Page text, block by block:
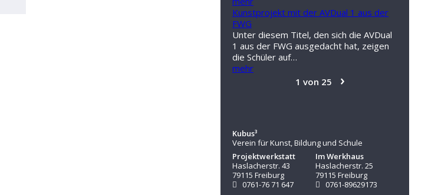
Kunstprojekt mit der AVDual 1 aus der
FWG
Unter diesem Titel, den sich die AVDual
1 aus der FWG ausgedacht hat, zeigen
die Schüler auf…
mehr
1 von 25
›
Kubus³
Verein für Kunst, Bildung und Schule
Projektwerkstatt
Haslacherstr. 43
79115 Freiburg
0761-76 71 647
Im Werkhaus
Haslacherstr. 25
79115 Freiburg
0761-89629173